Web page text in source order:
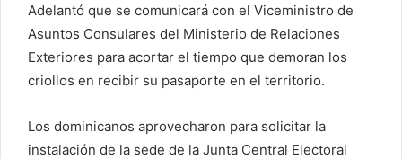
Adelantó que se comunicará con el Viceministro de
Asuntos Consulares del Ministerio de Relaciones
Exteriores para acortar el tiempo que demoran los
criollos en recibir su pasaporte en el territorio.
Los dominicanos aprovecharon para solicitar la
instalación de la sede de la Junta Central Electoral